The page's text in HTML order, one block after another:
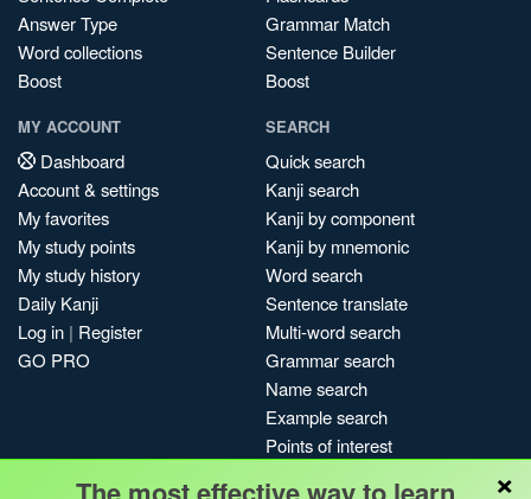
Answer Type
Word collections
Boost
Grammar Match
Sentence Builder
Boost
MY ACCOUNT
Dashboard
Account & settings
My favorites
My study points
My study history
Daily Kanji
Log in | Register
GO PRO
SEARCH
Quick search
Kanji search
Kanji by component
Kanji by mnemonic
Word search
Sentence translate
Multi-word search
Grammar search
Name search
Example search
Points of interest
×